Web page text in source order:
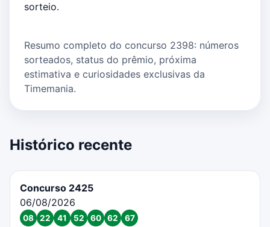
sorteio.
Resumo completo do concurso 2398: números
sorteados, status do prêmio, próxima
estimativa e curiosidades exclusivas da
Timemania.
Histórico recente
Concurso 2425
06/08/2026
08 22 41 52 60 62 67